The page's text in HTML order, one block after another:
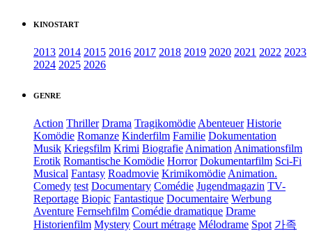
KINOSTART
2013 2014 2015 2016 2017 2018 2019 2020 2021 2022 2023
2024 2025 2026
GENRE
Action Thriller Drama Tragikomödie Abenteuer Historie
Komödie Romanze Kinderfilm Familie Dokumentation
Musik Kriegsfilm Krimi Biografie Animation Animationsfilm
Erotik Romantische Komödie Horror Dokumentarfilm Sci-Fi
Musical Fantasy Roadmovie Krimikomödie Animation.
Comedy test Documentary Comédie Jugendmagazin TV-
Reportage Biopic Fantastique Documentaire Werbung
Aventure Fernsehfilm Comédie dramatique Drame
Historienfilm Mystery Court métrage Mélodrame Spot 가족